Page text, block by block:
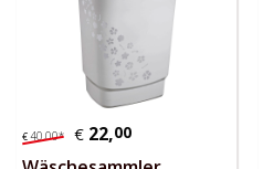
€40,00* € 22,00